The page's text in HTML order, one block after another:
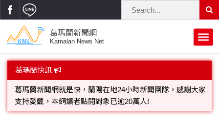
葛瑪蘭新聞網
Kamalan News Net
首頁
蘭陽大代誌
葛瑪蘭快訊
葛瑪蘭新聞網就是快，蘭陽在地24小時新聞團隊，感謝大家
支持愛戴，本網讀者點閱對象已逾20萬人!